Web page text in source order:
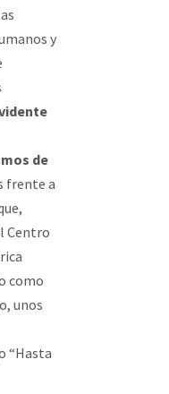
y
de
frente a
Centro
como
unos
“Hasta